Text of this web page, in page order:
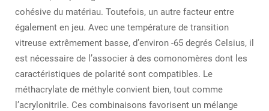
cohésive du matériau. Toutefois, un autre facteur entre
également en jeu. Avec une température de transition
vitreuse extrêmement basse, d’environ -65 degrés Celsius, il
est nécessaire de l’associer à des comonomères dont les
caractéristiques de polarité sont compatibles. Le
méthacrylate de méthyle convient bien, tout comme
l’acrylonitrile. Ces combinaisons favorisent un mélange